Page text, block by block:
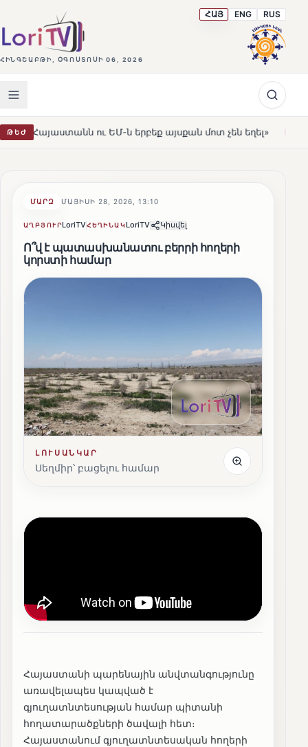
ՀԻՆԳՇԱԲԹԻ, ՕԳՈՍՏՈՍԻ 06, 2026
ՀԱՅ ENG RUS
ԹԵԺԵՄ-ն երբեք այսքան մոտ չեն եղել» HOT Լեռնահովիտի
ՄԱՐԶ ՄԱՅԻՍԻ 28, 2026, 13:10
ԱՂԲՅՈՒՐLoriTVՀԵՂԻՆԱԿLoriTV Կիսվել
Ո՞վ է պատասխանատու բերրի հողերի
կորստի համար
ԼՈՒՍԱՆԿԱՐ
Սեղմիր՝ բացելու համար
Հայաստանի պարենային անվտանգությունը
առավելապես կապված է
գյուղատնտեսության համար պիտանի
հողատարածքների ծավալի հետ։
Հայաստանում գյուղատնտեսական հողերի